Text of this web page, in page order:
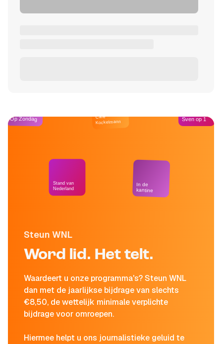
Steun WNL
Word lid. Het telt.
Waardeert u onze programma's? Steun WNL
dan met de jaarlijkse bijdrage van slechts
€8,50, de wettelijk minimale verplichte
bijdrage voor omroepen.
Hiermee helpt u ons journalistieke geluid te
Op Zondag
Stand van
Nederland
Café
Kockelmann
In de
kantine
Sven op 1